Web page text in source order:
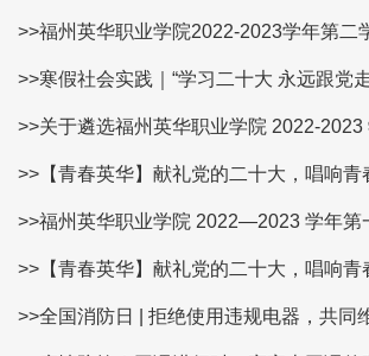
>>福州英华职业学院2022-2023学年第二
>>寒假社会实践｜“学习二十大 永远跟党
>>关于遴选福州英华职业学院 2022-2023
>>【青春英华】献礼党的二十大，唱响青
>>福州英华职业学院 2022—2023 学年第
>>【青春英华】献礼党的二十大，唱响青
>>全国消防日 | 拒绝使用违规电器，共同